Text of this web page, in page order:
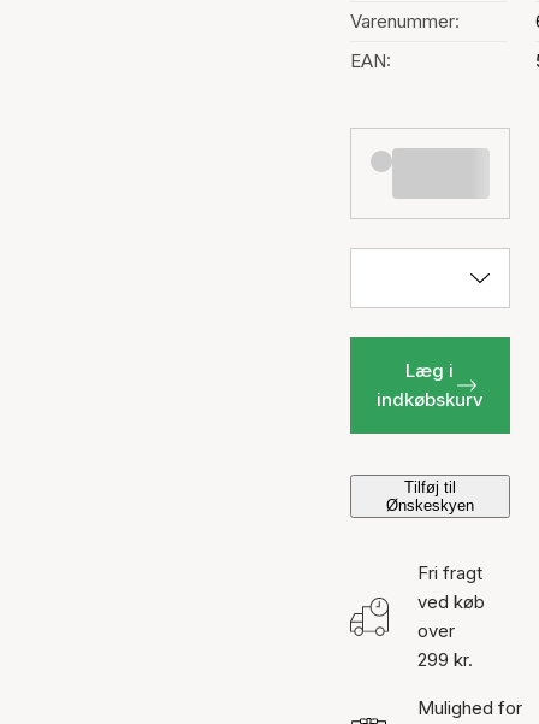
Varenummer:
EAN:
Læg i
indkøbskurv
Tilføj til
Ønskeskyen
Fri fragt
ved køb
over
299 kr.
Mulighed for